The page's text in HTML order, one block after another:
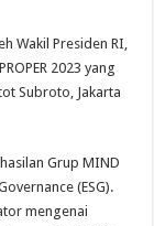
Wakil Presiden RI,
2023 yang
Subroto, Jakarta
Grup MIND
(ESG).
mengenai